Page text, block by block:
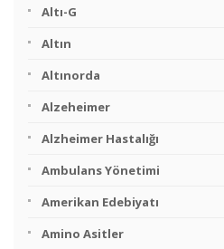
Altı-G
Altın
Altınorda
Alzeheimer
Alzheimer Hastalığı
Ambulans Yönetimi
Amerikan Edebiyatı
Amino Asitler